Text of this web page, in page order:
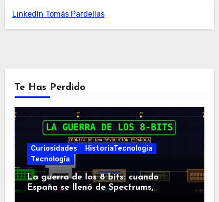
LinkedIn Tomás Pardellas
Te Has Perdido
Curiosidades
HistoriaTecnologia
Tecnología
La guerra de los 8 bits: cuando
España se llenó de Spectrums,